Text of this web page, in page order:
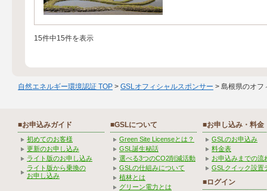
15件中15件を表示
自然エネルギー環境認証 TOP > GSLオフィシャルスポンサー > 島根県のオフ
■お申込みガイド
初めてのお客様
更新のお申し込み
ライト版のお申し込み
ライト版から乗換の
お申し込み
■GSLについて
Green Site Licenseとは？
GSL誕生秘話
選べる3つのCO2削減活動
GSLの仕組みについて
植林とは
グリーン電力とは
■お申し込み・料金
GSLのお申込み
料金表
お申込みまでの流
GSLクイック設置
■ログイン